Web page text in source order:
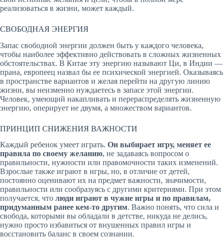
реализоваться в жизни, может каждый.
СВОБОДНАЯ ЭНЕРГИЯ
Запас свободной энергии должен быть у каждого человека,
чтобы наиболее эффективно действовать в сложных жизненных
обстоятельствах. В Китае эту энергию называют Ци, в Индии —
прана, европеец назвал бы ее психической энергией. Оказываясь
в пространстве вариантов и желая перейти на другую линию
жизни, вы неизменно нуждаетесь в запасе этой энергии.
Человек, умеющий накапливать и перераспределять жизненную
энергию, оперирует не двумя, а множеством вариантов.
ПРИНЦИП СНИЖЕНИЯ ВАЖНОСТИ
Каждый ребенок умеет играть. Он выбирает игру, меняет ее
правила по своему желанию, не задаваясь вопросом о
правильности, нужности или правомочности таких изменений.
Взрослые также играют в игры, но, в отличие от детей,
постоянно оценивают их на предмет важности, значимости,
правильности или сообразуясь с другими критериями. При этом
получается, что люди играют в чужие игры и по правилам,
придуманным ранее кем-то другим. Важно понять, что сила и
свобода, которыми вы обладали в детстве, никуда не делись,
нужно просто избавиться от внушенных правил игры и
восстановить баланс в своем сознании.